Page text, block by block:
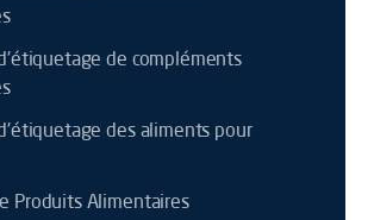
de compléments
des aliments pour
Produits Alimentaires